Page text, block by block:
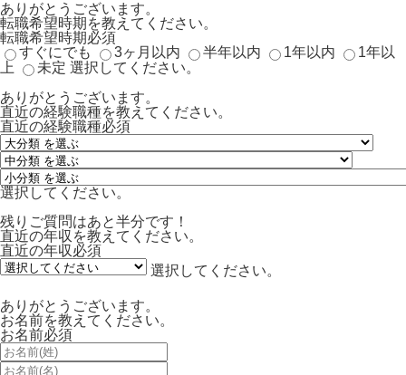
ありがとうございます。
転職希望時期を教えてください。
転職希望時期必須
すぐにでも
3ヶ月以内 半年以内 1年以内
1年以
上
未定 選択してください。
ありがとうございます。
直近の経験職種を教えてください。
直近の経験職種必須
選択してください。
残りご質問はあと半分です！
直近の年収を教えてください。
直近の年収必須
選択してください。
ありがとうございます。
お名前を教えてください。
お名前必須